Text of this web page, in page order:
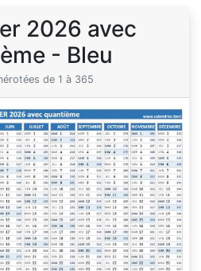
2026 avec
- Bleu
de 1 à 365